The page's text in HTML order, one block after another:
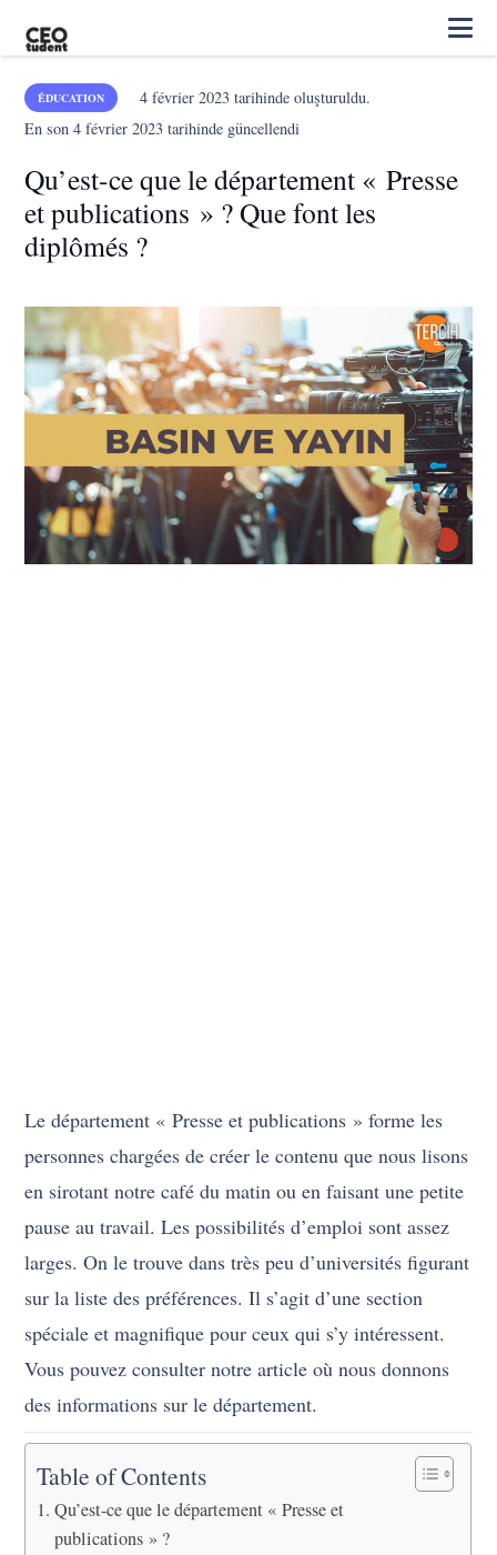
ÉDUCATION 4 février 2023tarihinde oluşturuldu.
En son4 février 2023 tarihinde güncellendi
Qu’est-ce que le département « Presse
et publications » ? Que font les
diplômés ?
Le département « Presse et publications » forme les
personnes chargées de créer le contenu que nous lisons
en sirotant notre café du matin ou en faisant une petite
pause au travail. Les possibilités d’emploi sont assez
larges. On le trouve dans très peu d’universités figurant
sur la liste des préférences. Il s’agit d’une section
spéciale et magnifique pour ceux qui s’y intéressent.
Vous pouvez consulter notre article où nous donnons
des informations sur le département.
Table of Contents
Qu’est-ce que le département « Presse et
publications » ?